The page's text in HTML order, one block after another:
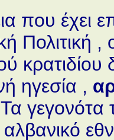
που έχει
Πολιτική ,
κρατιδίου
ηγεσία ,
γεγονότα